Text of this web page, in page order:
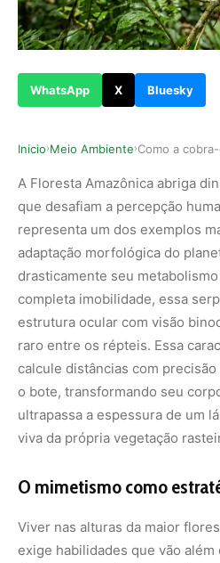
WhatsApp X Bluesky
Inicio›Meio Ambiente›
A Floresta Amazônica abriga
que desafiam a percepção
representa um dos exemplos
adaptação morfológica do
drasticamente seu
completa imobilidade, essa
estrutura ocular com visão
raro entre os répteis. Essa
calcule distâncias com
o bote, transformando seu
ultrapassa a espessura de um
viva da própria vegetação
O mimetismo como
Viver nas alturas da maior
exige habilidades que vão